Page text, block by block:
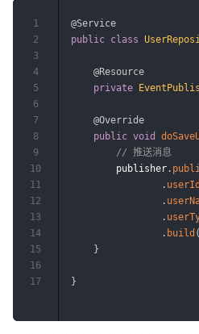
@Service
public class
@Resource
private
@Override
public void
// 推送消息
        publisher
.
. userId
.
.
. build (
}
}
1
2
3
4
5
6
7
8
9
10
11
12
13
14
15
16
17